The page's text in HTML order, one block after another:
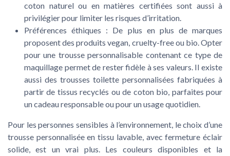
coton naturel ou en matières certifiées sont aussi à
privilégier pour limiter les risques d’irritation.
Préférences éthiques : De plus en plus de marques
proposent des produits vegan, cruelty-free ou bio. Opter
pour une trousse personnalisable contenant ce type de
maquillage permet de rester fidèle à ses valeurs. Il existe
aussi des trousses toilette personnalisées fabriquées à
partir de tissus recyclés ou de coton bio, parfaites pour
un cadeau responsable ou pour un usage quotidien.
Pour les personnes sensibles à l’environnement, le choix d’une
trousse personnalisée en tissu lavable, avec fermeture éclair
solide, est un vrai plus. Les couleurs disponibles et la